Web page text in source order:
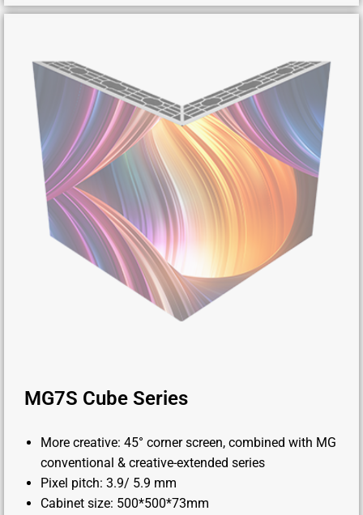
MG7S Cube Series
More creative: 45° corner screen, combined with MG
conventional & creative-extended series
Pixel pitch: 3.9/ 5.9 mm
Cabinet size: 500*500*73mm